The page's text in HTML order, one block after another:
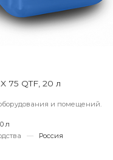
75 QTF, 20 л
и помещений.
л
— Россия